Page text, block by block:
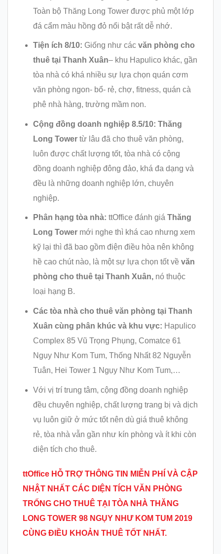
Toàn bộ Thăng Long Tower được phủ một lớp
đá cẩm màu hồng đỏ nổi bật rất dễ nhớ.
Tiện ích 8/10: Giống như các văn phòng cho
thuê tại Thanh Xuân– khu Hapulico khác, gần
tòa nhà có khá nhiều sự lựa chọn quán cơm
văn phòng ngon- bổ- rẻ, chợ, fitness, quán cà
phê nhà hàng, trường mầm non.
Cộng đồng doanh nghiệp 8.5/10: Thăng
Long Tower từ lâu đã cho thuê văn phòng,
luôn được chất lượng tốt, tòa nhà có cộng
đồng doanh nghiệp đông đảo, khá đa dạng và
đều là những doanh nghiệp lớn, chuyên
nghiệp.
Phân hạng tòa nhà: ttOffice đánh giá Thăng
Long Towermới nghe thì khá cao nhưng xem
kỹ lại thì đã bao gồm điện điều hòa nên không
hề cao chút nào, là một sự lựa chọn tốt về văn
phòng cho thuê tại Thanh Xuân, nó thuộc
loại hạng B.
Các tòa nhà cho thuê văn phòng tại Thanh
Xuân cùng phân khúc và khu vực: Hapulico
Complex 85 Vũ Trọng Phụng, Comatce 61
Ngụy Như Kom Tum, Thống Nhất 82 Nguyễn
Tuân, Hei Tower 1 Ngụy Như Kom Tum,…
Với vị trí trung tâm, cộng đồng doanh nghiệp
đều chuyên nghiệp, chất lượng trang bị và dịch
vụ luôn giữ ở mức tốt nên dù giá thuê không
rẻ, tòa nhà vẫn gần như kín phòng và ít khi còn
diện tích cho thuê.
ttOffice HỖ TRỢ THÔNG TIN MIỄN PHÍ VÀ CẬP
NHẬT NHẤT CÁC DIỆN TÍCH VĂN PHÒNG
TRỐNG CHO THUÊ TẠI TÒA NHÀ THĂNG
LONG TOWER 98 NGỤY NHƯ KOM TUM 2019
CÙNG ĐIỀU KHOẢN THUÊ TỐT NHẤT.